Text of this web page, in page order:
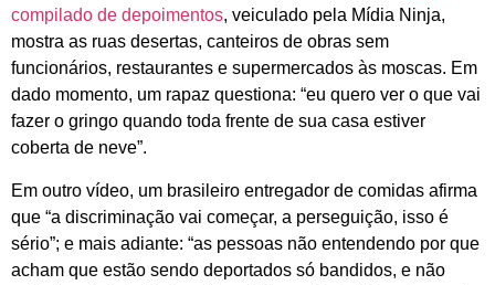
compilado de depoimentos, veiculado pela Mídia Ninja,
mostra as ruas desertas, canteiros de obras sem
funcionários, restaurantes e supermercados às moscas. Em
dado momento, um rapaz questiona: “eu quero ver o que vai
fazer o gringo quando toda frente de sua casa estiver
coberta de neve”.
Em outro vídeo, um brasileiro entregador de comidas afirma
que “a discriminação vai começar, a perseguição, isso é
sério”; e mais adiante: “as pessoas não entendendo por que
acham que estão sendo deportados só bandidos, e não